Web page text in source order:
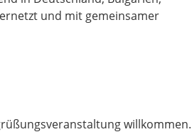
und mit gemeinsamer
willkommen.